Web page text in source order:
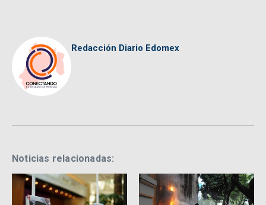
Redacción Diario Edomex
Noticias relacionadas: